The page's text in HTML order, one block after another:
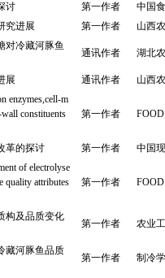
讨 第一作者
中国
究进展 第一作者 山西
对冷藏河豚鱼
通讯作者 湖北
展 通讯作者 山西
enzymes,cell-m
constituents
第一作者
革的探讨 第一作者 中国
of electrolyse
quality attributes
第一作者
构及品质变化
第一作者 农业
藏河豚鱼品质
第一作者 制冷